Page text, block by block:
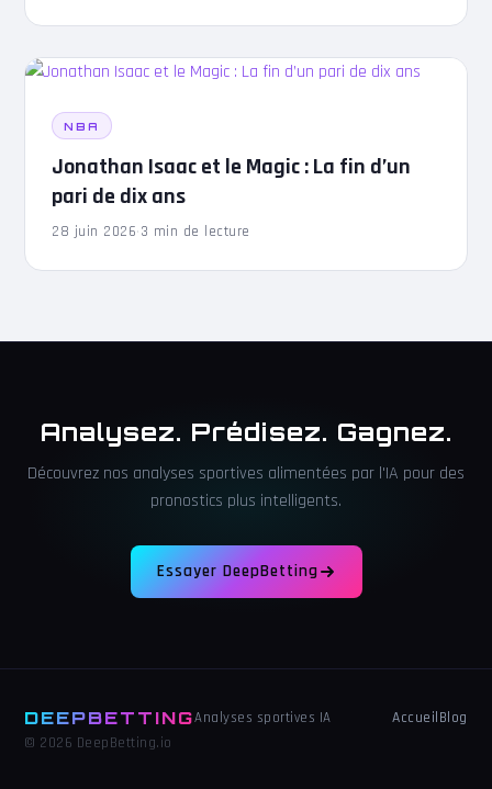
NBA
Jonathan Isaac et le Magic : La fin d’un
pari de dix ans
28 juin 2026·3 min de lecture
Analysez. Prédisez. Gagnez.
Découvrez nos analyses sportives alimentées par l'IA pour des
pronostics plus intelligents.
Essayer DeepBetting
DEEPBETTINGAnalyses sportives IA AccueilBlog
© 2026 DeepBetting.io